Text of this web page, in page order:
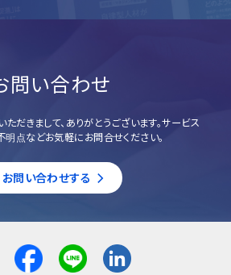
問い合わせ
だきまして、ありがとうございます。サービス
明点などお気軽にお問合せください。
お問い合わせする